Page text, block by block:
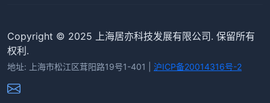
Copyright © 2025 上海居亦科技发展有限公司. 保留所有
权利.
地址: 上海市松江区茸阳路19号1-401 | 沪ICP备20014316号-2